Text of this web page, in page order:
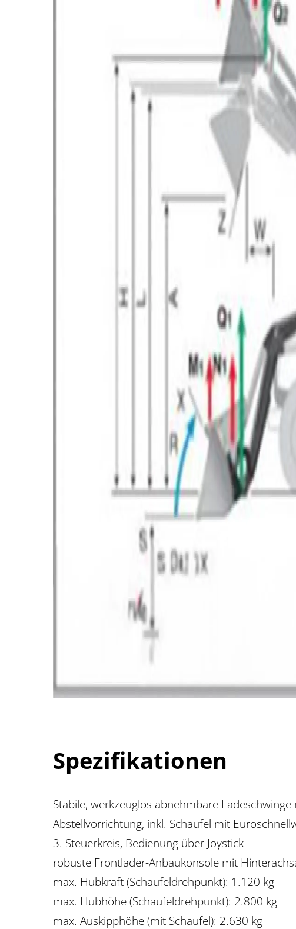
Spezifikationen
Stabile, werkzeuglos abnehmbare
Abstellvorrichtung, inkl. Schaufel mit
3. Steuerkreis, Bedienung über Joystick
robuste Frontlader-Anbaukonsole mit
max. Hubkraft (Schaufeldrehpunkt): 1.120 kg
max. Hubhöhe (Schaufeldrehpunkt): 2.800 kg
max. Auskipphöhe (mit Schaufel): 2.630 kg